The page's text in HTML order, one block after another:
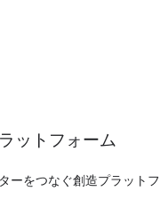
ットフォーム
ーをつなぐ創造プラットフ